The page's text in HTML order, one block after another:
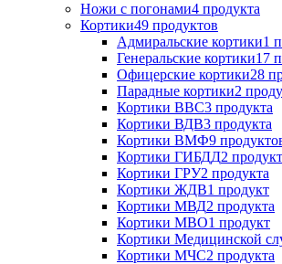
Ножи с погонами4 продукта
Кортики49 продуктов
Адмиральские кортики1
Генеральские кортики17
Офицерские кортики28
Парадные кортики2
Кортики ВВС3 продукта
Кортики ВДВ3 продукта
Кортики ВМФ9
Кортики ГИБДД2
Кортики ГРУ2 продукта
Кортики ЖДВ1 продукт
Кортики МВД2 продукта
Кортики МВО1 продукт
Кортики Медицинской
Кортики МЧС2 продукта